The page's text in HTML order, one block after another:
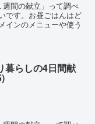
間の献立」って調べ
です。お昼ごはんはど
インのメニューや使う
暮らしの4日間献